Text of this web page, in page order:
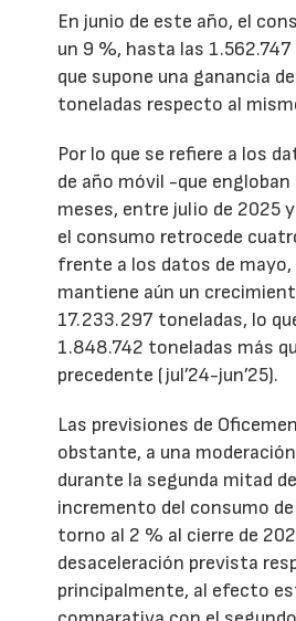
En junio de este año, el
un 9 %, hasta las
que supone una ganancia
toneladas respecto al
Por lo que se refiere a los
de año móvil -que
meses, entre julio de 2025
el consumo retrocede
frente a los datos de mayo,
mantiene aún un
17.233.297 toneladas, lo
1.848.742 toneladas más
precedente (jul’24-jun’25).
Las previsiones de
obstante, a una
durante la segunda mitad
incremento del consumo
torno al 2 % al cierre de
desaceleración prevista
principalmente, al efecto